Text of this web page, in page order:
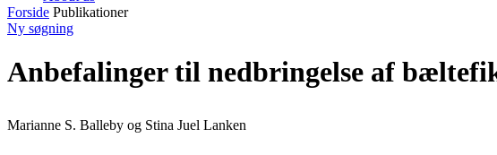
Forside Publikationer
Ny søgning
Anbefalinger til nedbringelse af
Marianne S. Balleby og Stina Juel Lanken